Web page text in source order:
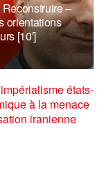
–
orientations
[10′]
états-
à la menace
iranienne